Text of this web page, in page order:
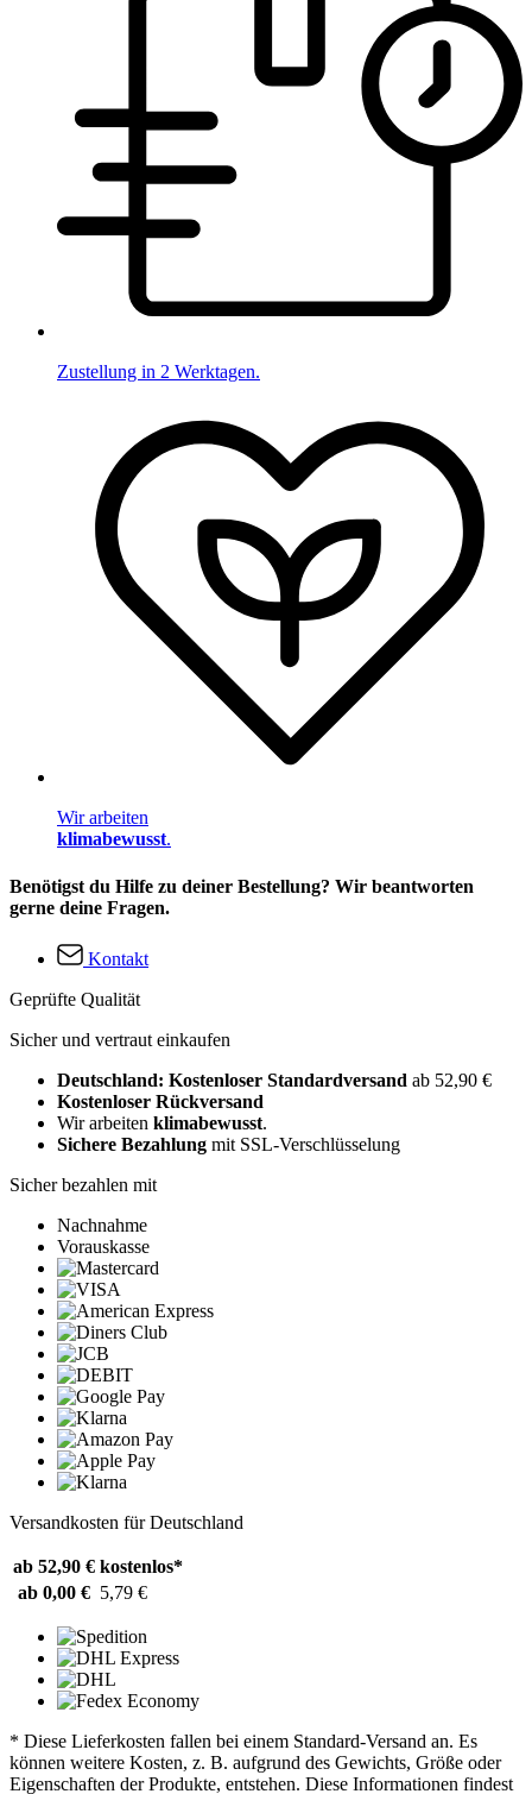
Zustellung in 2 Werktagen.
Wir arbeiten
klimabewusst.
Benötigst du Hilfe zu deiner Bestellung? Wir beantworten
gerne deine Fragen.
Kontakt
Geprüfte Qualität
Sicher und vertraut einkaufen
Deutschland: Kostenloser Standardversand ab 52,90 €
Kostenloser Rückversand
Wir arbeiten klimabewusst.
Sichere Bezahlung mit SSL-Verschlüsselung
Sicher bezahlen mit
Nachnahme
Vorauskasse
Versandkosten für Deutschland
ab 52,90 € kostenlos*
ab 0,00 € 5,79 €
* Diese Lieferkosten fallen bei einem Standard-Versand an. Es
können weitere Kosten, z. B. aufgrund des Gewichts, Größe oder
Eigenschaften der Produkte, entstehen. Diese Informationen findest